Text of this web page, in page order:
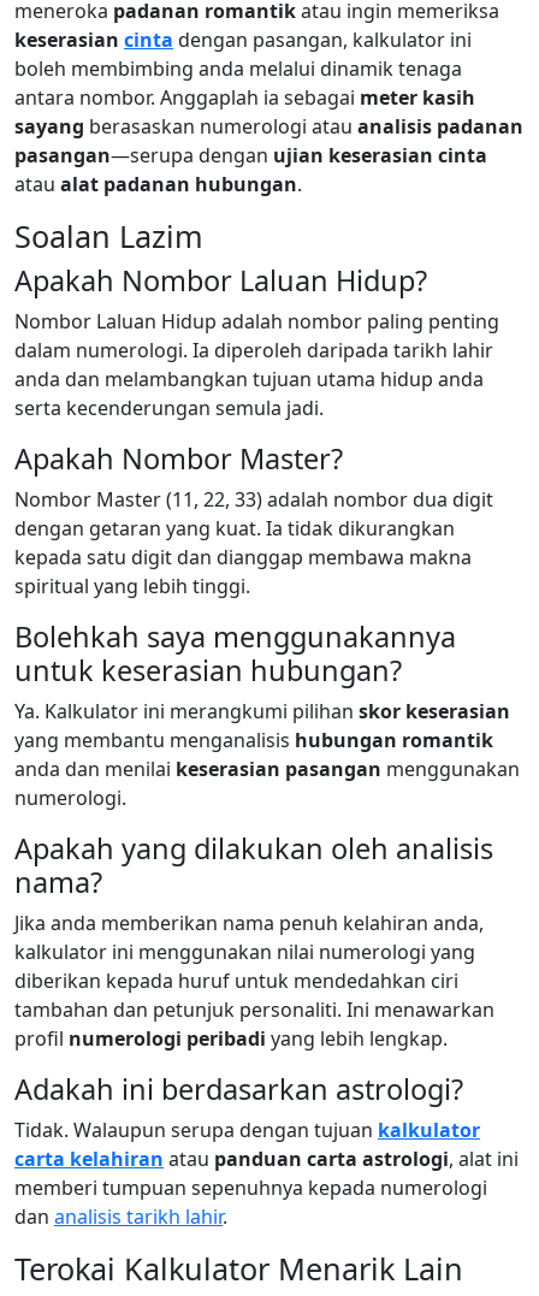
meneroka padanan romantikatau ingin memeriksa
keserasian cinta dengan pasangan, kalkulator ini
boleh membimbing anda melalui dinamik tenaga
antara nombor. Anggaplah ia sebagai meter kasih
sayang berasaskan numerologi atau analisis padanan
pasangan—serupa dengan ujian keserasian cinta
atau alat padanan hubungan.
Soalan Lazim
Apakah Nombor Laluan Hidup?
Nombor Laluan Hidup adalah nombor paling penting
dalam numerologi. Ia diperoleh daripada tarikh lahir
anda dan melambangkan tujuan utama hidup anda
serta kecenderungan semula jadi.
Apakah Nombor Master?
Nombor Master (11, 22, 33) adalah nombor dua digit
dengan getaran yang kuat. Ia tidak dikurangkan
kepada satu digit dan dianggap membawa makna
spiritual yang lebih tinggi.
Bolehkah saya menggunakannya
untuk keserasian hubungan?
Ya. Kalkulator ini merangkumi pilihan skor keserasian
yang membantu menganalisis hubungan romantik
anda dan menilai keserasian pasangan menggunakan
numerologi.
Apakah yang dilakukan oleh analisis
nama?
Jika anda memberikan nama penuh kelahiran anda,
kalkulator ini menggunakan nilai numerologi yang
diberikan kepada huruf untuk mendedahkan ciri
tambahan dan petunjuk personaliti. Ini menawarkan
profil numerologi peribadi yang lebih lengkap.
Adakah ini berdasarkan astrologi?
Tidak. Walaupun serupa dengan tujuan kalkulator
carta kelahiran atau panduan carta astrologi, alat ini
memberi tumpuan sepenuhnya kepada numerologi
dan analisis tarikh lahir.
Terokai Kalkulator Menarik Lain